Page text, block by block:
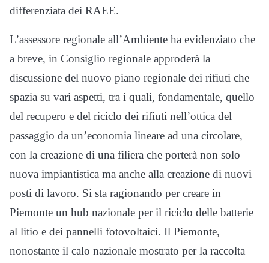
differenziata dei RAEE.
L’assessore regionale all’Ambiente ha evidenziato che
a breve, in Consiglio regionale approderà la
discussione del nuovo piano regionale dei rifiuti che
spazia su vari aspetti, tra i quali, fondamentale, quello
del recupero e del riciclo dei rifiuti nell’ottica del
passaggio da un’economia lineare ad una circolare,
con la creazione di una filiera che porterà non solo
nuova impiantistica ma anche alla creazione di nuovi
posti di lavoro. Si sta ragionando per creare in
Piemonte un hub nazionale per il riciclo delle batterie
al litio e dei pannelli fotovoltaici. Il Piemonte,
nonostante il calo nazionale mostrato per la raccolta